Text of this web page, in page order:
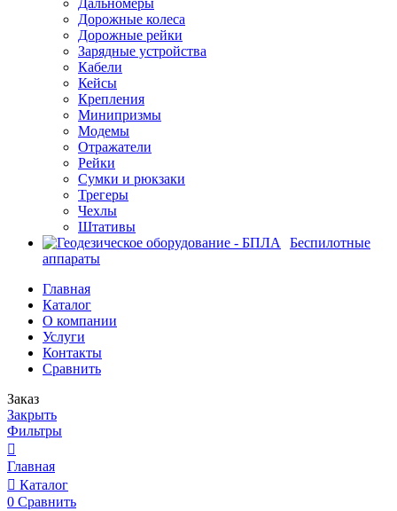
Дорожные колеса
Дорожные рейки
Зарядные устройства
Кабели
Кейсы
Крепления
Минипризмы
Модемы
Отражатели
Рейки
Сумки и рюкзаки
Трегеры
Чехлы
Штативы
Беспилотные
аппараты
Главная
Каталог
О компании
Услуги
Контакты
Сравнить
Заказ
Закрыть
Фильтры
Главная
Каталог
0 Сравнить